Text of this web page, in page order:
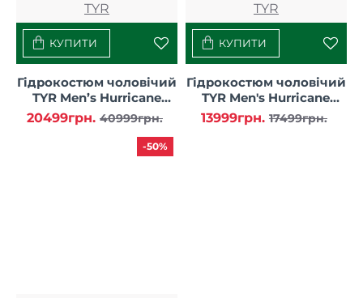
TYR
Гідрокостюм чоловічий
TYR Men’s Hurricane
Wetsuit Cat 5 Sleeveless
20499грн. 40999грн.
КУПИТИ
TYR
Гідрокостюм чоловічий
TYR Men's Hurricane
Wetsuit Cat 1 Sleeveless
13999грн. 17499грн.
КУПИТИ
-50%